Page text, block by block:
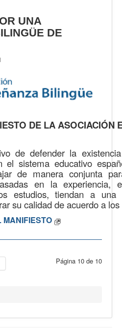
UNA
DE
DE LA ASOCIACIÓN
de defender la
el sistema educativo
de manera conjunta
en la
estudios, tiendan a una
su calidad de acuerdo a
Página 10 de 10